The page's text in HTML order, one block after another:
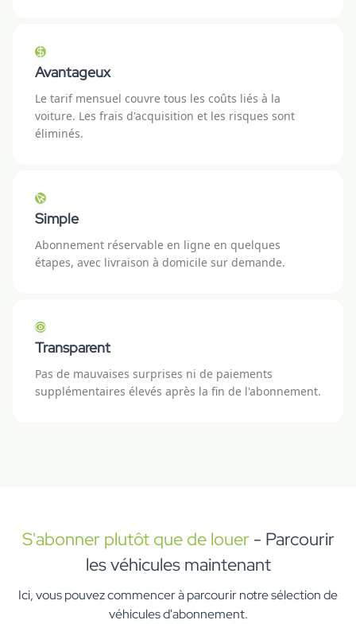
Avantageux
Le tarif mensuel couvre tous les coûts liés à la
voiture. Les frais d'acquisition et les risques sont
éliminés.
Simple
Abonnement réservable en ligne en quelques
étapes, avec livraison à domicile sur demande.
Transparent
Pas de mauvaises surprises ni de paiements
supplémentaires élevés après la fin de l'abonnement.
S'abonner plutôt que de louer- Parcourir
les véhicules maintenant
Ici, vous pouvez commencer à parcourir notre sélection de
véhicules d'abonnement.